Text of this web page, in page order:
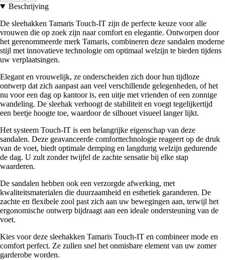
Beschrijving
De sleehakken Tamaris Touch-IT zijn de perfecte keuze voor alle
vrouwen die op zoek zijn naar comfort en elegantie. Ontworpen door
het gerenommeerde merk Tamaris, combineren deze sandalen moderne
stijl met innovatieve technologie om optimaal welzijn te bieden tijdens
uw verplaatsingen.
Elegant en vrouwelijk, ze onderscheiden zich door hun tijdloze
ontwerp dat zich aanpast aan veel verschillende gelegenheden, of het
nu voor een dag op kantoor is, een uitje met vrienden of een zonnige
wandeling. De sleehak verhoogt de stabiliteit en voegt tegelijkertijd
een beetje hoogte toe, waardoor de silhouet visueel langer lijkt.
Het systeem Touch-IT is een belangrijke eigenschap van deze
sandalen. Deze geavanceerde comforttechnologie reageert op de druk
van de voet, biedt optimale demping en langdurig welzijn gedurende
de dag. U zult zonder twijfel de zachte sensatie bij elke stap
waarderen.
De sandalen hebben ook een verzorgde afwerking, met
kwaliteitsmaterialen die duurzaamheid en esthetiek garanderen. De
zachte en flexibele zool past zich aan uw bewegingen aan, terwijl het
ergonomische ontwerp bijdraagt aan een ideale ondersteuning van de
voet.
Kies voor deze sleehakken Tamaris Touch-IT en combineer mode en
comfort perfect. Ze zullen snel het onmisbare element van uw zomer
garderobe worden.